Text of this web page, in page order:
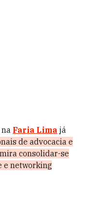
na Faria Lima já
de advocacia e
consolidar-se
e networking